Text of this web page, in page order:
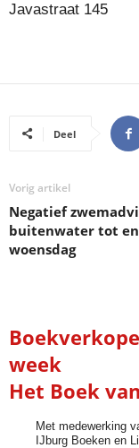
Javastraat 145
Deel
Vorig artikel
Negatief
buitenwater tot
woensdag
week
Het Boek
Met medewerking
IJburg Boeken en